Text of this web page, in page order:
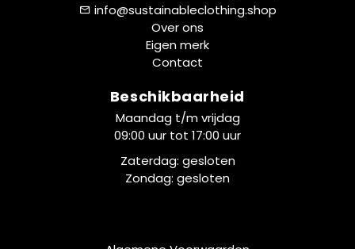
info@sustainableclothing.shop
Over ons
Eigen merk
Contact
Beschikbaarheid
Maandag t/m vrijdag
09:00 uur tot 17:00 uur
Zaterdag: gesloten
Zondag: gesloten